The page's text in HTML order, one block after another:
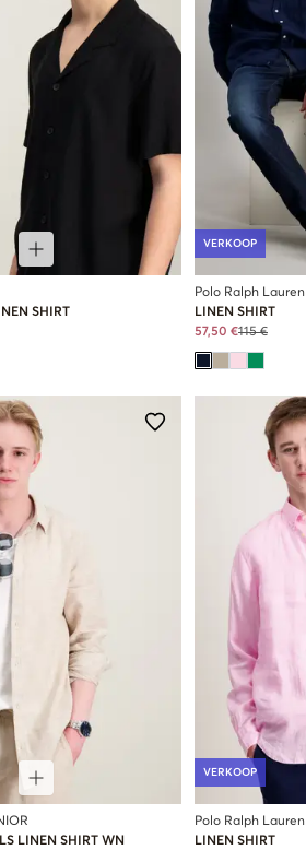
SHIRT
VERKOOP
Polo Ralph Lauren
LINEN SHIRT
57,50 €115 €
LINEN SHIRT WN
VERKOOP
Polo Ralph Lauren
LINEN SHIRT